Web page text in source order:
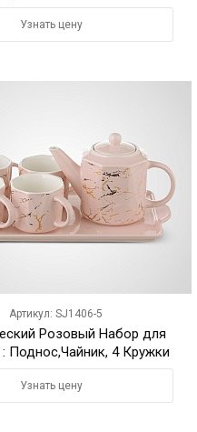
Узнать цену
Артикул: SJ1406-5
Розовый Набор для
: Поднос,Чайник, 4 Кружки
"Мрамор"
Узнать цену